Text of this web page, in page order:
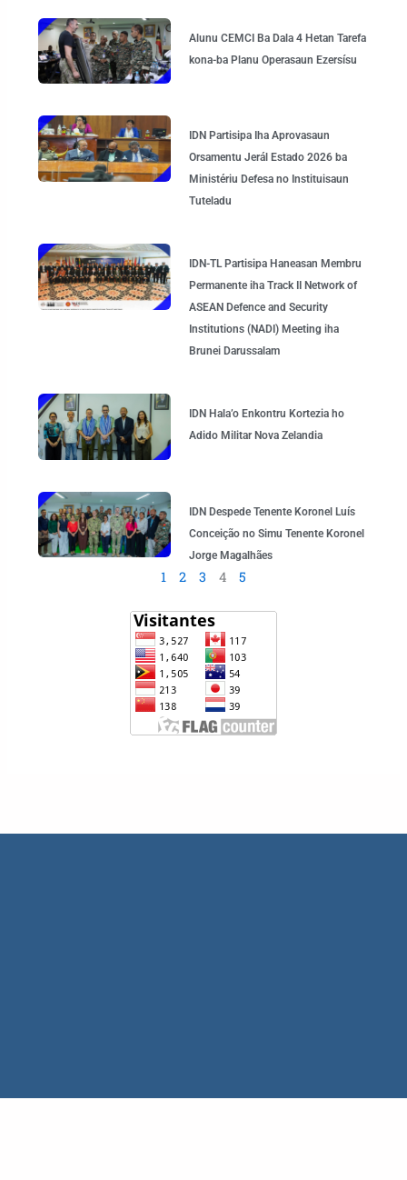
Alunu CEMCI Ba Dala 4 Hetan Tarefa
kona-ba Planu Operasaun Ezersísu
IDN Partisipa Iha Aprovasaun
Orsamentu Jerál Estado 2026 ba
Ministériu Defesa no Instituisaun
Tuteladu
IDN-TL Partisipa Haneasan Membru
Permanente iha Track II Network of
ASEAN Defence and Security
Institutions (NADI) Meeting iha
Brunei Darussalam
IDN Hala’o Enkontru Kortezia ho
Adido Militar Nova Zelandia
IDN Despede Tenente Koronel Luís
Conceição no Simu Tenente Koronel
Jorge Magalhães
1 2 3 4 5